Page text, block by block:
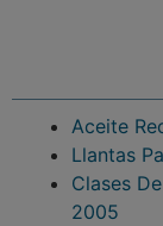
Aceite
Llantas
Clases
2005